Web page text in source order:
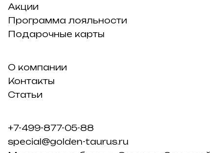
Акции
Программа лояльности
Подарочные карты
О компании
Контакты
Статьи
+7-499-877-05-88
special@golden-taurus.ru